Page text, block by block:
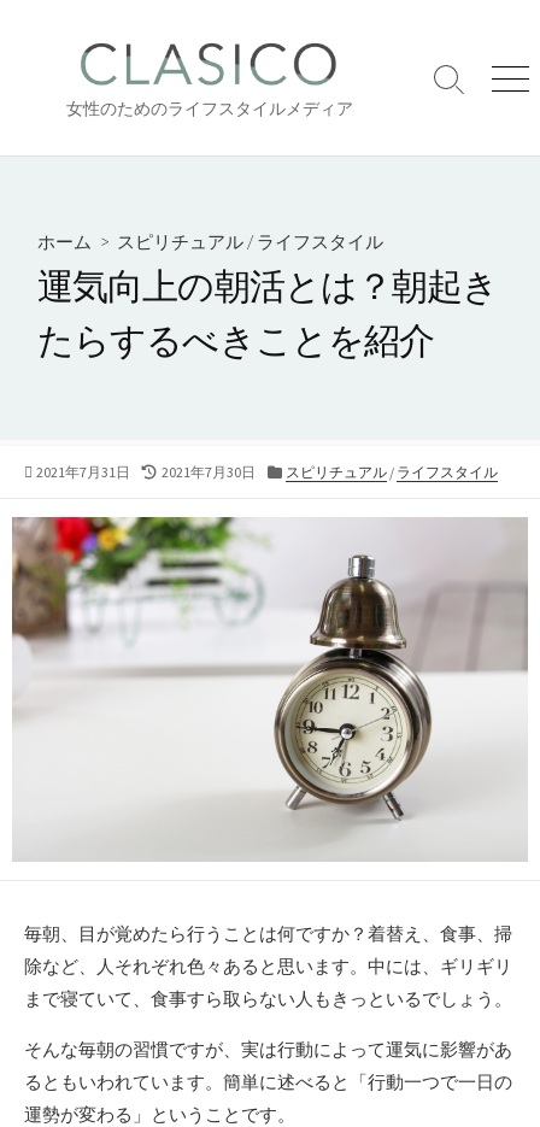
へ
女性のためのライフスタイルメディア
検
り
メ
ー
ホーム > スピリチュアル /ライフスタイル
運気向上の朝活とは？朝起き
たらするべきことを紹介
公
日
2021年7月31日
最
更
新
日
2021年7月30日
カ
ゴ
スピリチュアル / ライフスタイル
毎朝、目が覚めたら行うことは何ですか？着替え、食事、掃
除など、人それぞれ色々あると思います。中には、ギリギリ
まで寝ていて、食事すら取らない人もきっといるでしょう。
そんな毎朝の習慣ですが、実は行動によって運気に影響があ
るともいわれています。簡単に述べると「行動一つで一日の
運勢が変わる」ということです。